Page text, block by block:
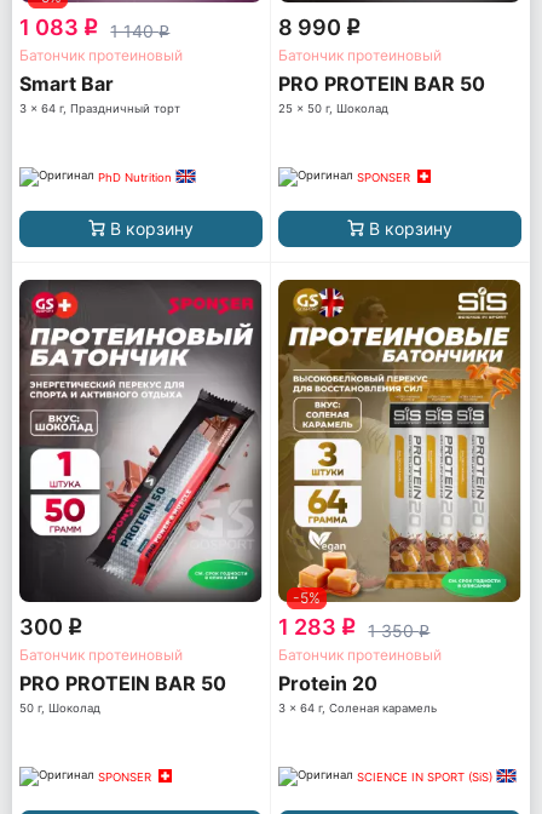
1 083 q 1 140q
Батончик протеиновый
Smart Bar
3 x 64 г, Праздничный торт
PhD Nutrition
В корзину
8 990 q
Батончик протеиновый
PRO PROTEIN BAR 50
25 x 50 г, Шоколад
SPONSER
В корзину
300 q
Батончик протеиновый
PRO PROTEIN BAR 50
50 г, Шоколад
SPONSER
-5%
1 283 q 1 350q
Батончик протеиновый
Protein 20
3 x 64 г, Соленая карамель
SCIENCE IN SPORT (SiS)